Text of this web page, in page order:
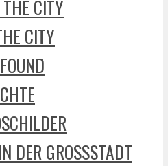
CITY
CITY
DER GROSSSTADT